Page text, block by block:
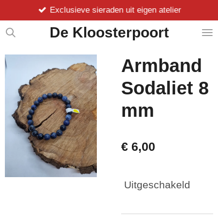
direct
naar
hoofdinhoud
De Kloosterpoort
Exclusieve sieraden uit eigen atelier
Armband
Sodaliet 8
mm
€ 6,00
Uitgeschakeld